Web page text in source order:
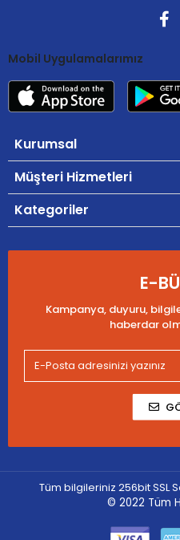
Mobil Uygulamalarımız
Kurumsal
Müşteri Hizmetleri
Kategoriler
E-
Kampanya, duyuru,
haberdar
Tüm bilgileriniz 256bit SSL
© 2022 Tüm